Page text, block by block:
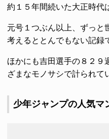
約１５年間続いた大正時代
元号１つぶん以上、ずっと
考えるととんでもない記録
ほかにも吉田選手の８２９
ざまなモノサシで計られて
少年ジャンプの人気マ